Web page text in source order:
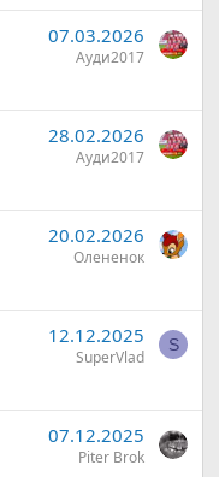
07.03.2026
Ауди2017
28.02.2026
Ауди2017
20.02.2026
Олененок
12.12.2025
SuperVlad
S
07.12.2025
Piter Brok